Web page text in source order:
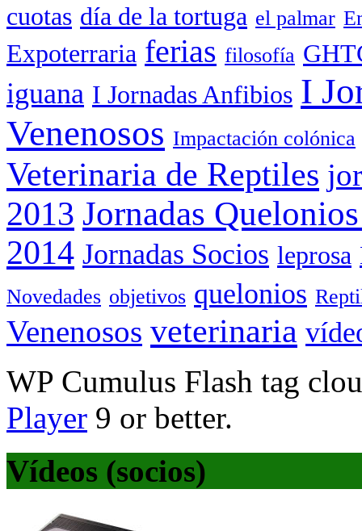
cuotas día de la tortuga el palmar
Expoterraria ferias filosofía
iguana I Jornadas Anfibios I
Venenosos Impactación colónica
Veterinaria de Reptiles
2013 Jornadas
2014 Jornadas Socios leprosa
Novedades objetivos quelonios
Venenosos veterinaria
WP Cumulus Flash tag
Player 9 or better.
Vídeos (socios)